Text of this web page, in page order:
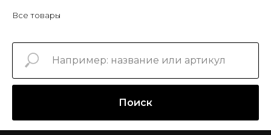
Все товары
Поиск